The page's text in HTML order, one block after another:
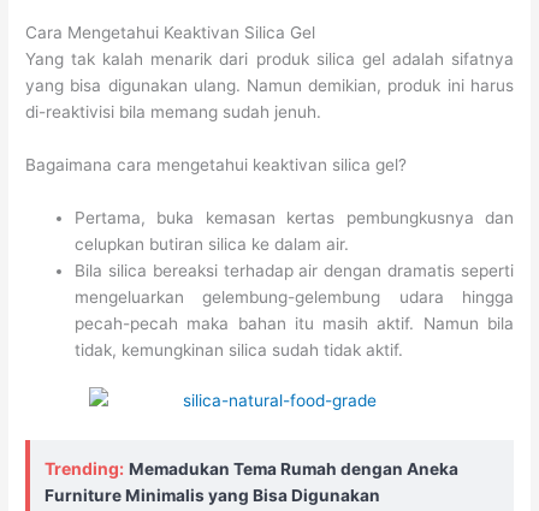
Cara Mengetahui Keaktivan Silica Gel
Yang tak kalah menarik dari produk silica gel adalah sifatnya
yang bisa digunakan ulang. Namun demikian, produk ini harus
di-reaktivisi bila memang sudah jenuh.
Bagaimana cara mengetahui keaktivan silica gel?
Pertama, buka kemasan kertas pembungkusnya dan
celupkan butiran silica ke dalam air.
Bila silica bereaksi terhadap air dengan dramatis seperti
mengeluarkan gelembung-gelembung udara hingga
pecah-pecah maka bahan itu masih aktif. Namun bila
tidak, kemungkinan silica sudah tidak aktif.
Trending: Memadukan Tema Rumah dengan Aneka
Furniture Minimalis yang Bisa Digunakan